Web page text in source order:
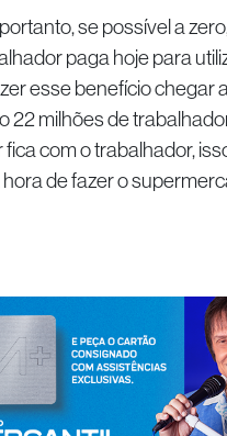
se possível a
paga hoje para
esse benefício chegar
22 milhões de
com o trabalhador,
de fazer o